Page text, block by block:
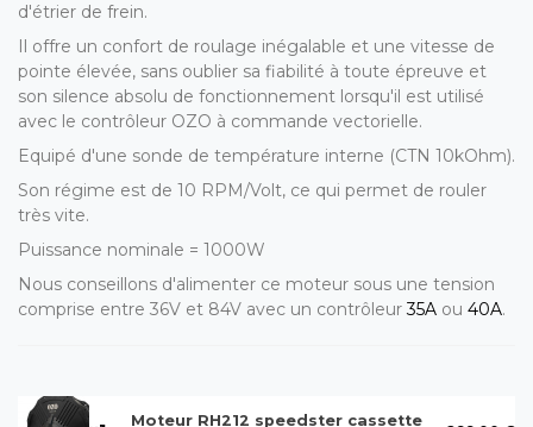
d'étrier de frein.
Il offre un confort de roulage inégalable et une vitesse de
pointe élevée, sans oublier sa fiabilité à toute épreuve et
son silence absolu de fonctionnement lorsqu'il est utilisé
avec le contrôleur OZO à commande vectorielle.
Equipé d'une sonde de température interne (CTN 10kOhm).
Son régime est de 10 RPM/Volt, ce qui permet de rouler
très vite.
Puissance nominale = 1000W
Nous conseillons d'alimenter ce moteur sous une tension
comprise entre 36V et 84V avec un contrôleur35A ou 40A.
Moteur RH212 speedster cassette